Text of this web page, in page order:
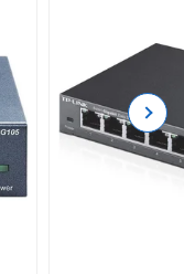
Next